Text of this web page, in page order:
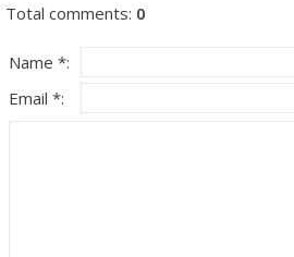
Total comments: 0
Name *:
Email *: